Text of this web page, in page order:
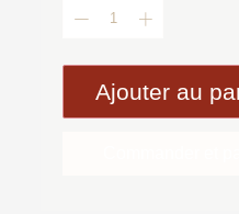
Ajouter au